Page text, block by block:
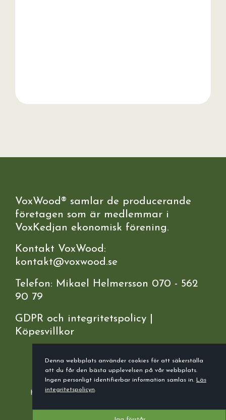
VoxWood® samlar de producerande
företagen som är medlemmar i
VoxKedjan ekonomisk förening.
Kontakt VoxWood:
kontakt@voxwood.se
Telefon: Mikael Helmersson 070 - 562
90 79
GDPR och integritetspolicy
Köpesvillkor
Hållbar samutveckling genom ekonomiskt ekosystem.
Denna webbplats använder cookies för att säkerställa
att du får den bästa upplevelsen på vår webbplats.
Ingen personligt identifierbar information samlas in. Läs
integritetspolicyn.